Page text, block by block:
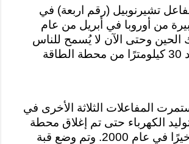
تشيرنوبيل (رقم اربعة) في
من أوروبا في أبريل من عام
ذلك الحين وحتى الآن لا يُسمح للناس
بالعيش على بعد 30 كيلومترًا من محطة الطاقة
المفاعلات الثلاثة الأخرى في
الكهرباء حتى تم إغلاق محطة
في عام 2000. و
تم وضع قبة